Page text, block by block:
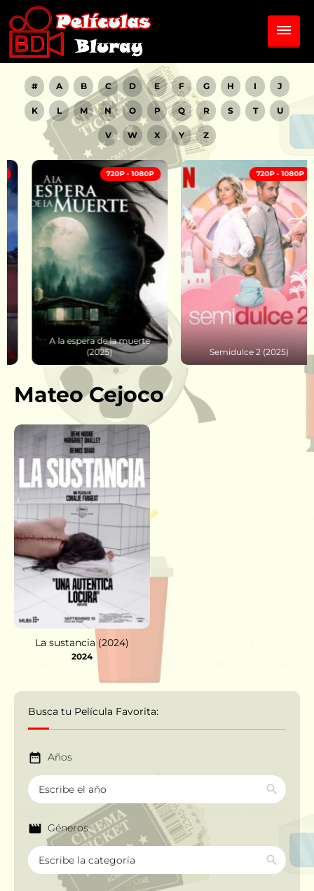
# A B C D E F G H I J
K L M N O P Q R S T U
V W X Y Z
720P - 1080P
A la espera de la muerte
(2025)
720P - 1080P
Semidulce 2 (2025)
Mateo Cejoco
La sustancia (2024)
2024
Busca tu Película Favorita:
Años
Géneros